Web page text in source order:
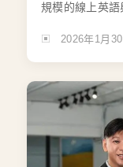
規模的線上英語
2026年1月30